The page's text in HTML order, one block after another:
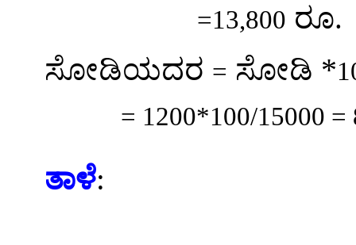
=13,800 ರೂ.
ಸೋಡಿಯದರ = ಸೋಡಿ *
= 1200*100/15000 =
ತಾಳೆ: